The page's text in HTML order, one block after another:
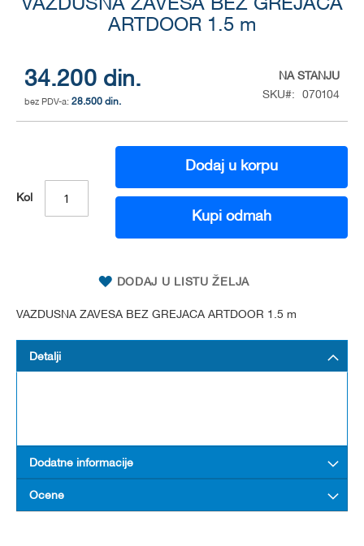
VAZDUSNA ZAVESA BEZ GREJACA
ARTDOOR 1.5 m
34.200 din.
28.500 din.
NA STANJU
SKU
070104
Kol
Dodaj u korpu
Kupi odmah
DODAJ U LISTU ŽELJA
VAZDUSNA ZAVESA BEZ GREJACA ARTDOOR 1.5 m
the
images
gallery
Detalji
Dodatne informacije
Ocene